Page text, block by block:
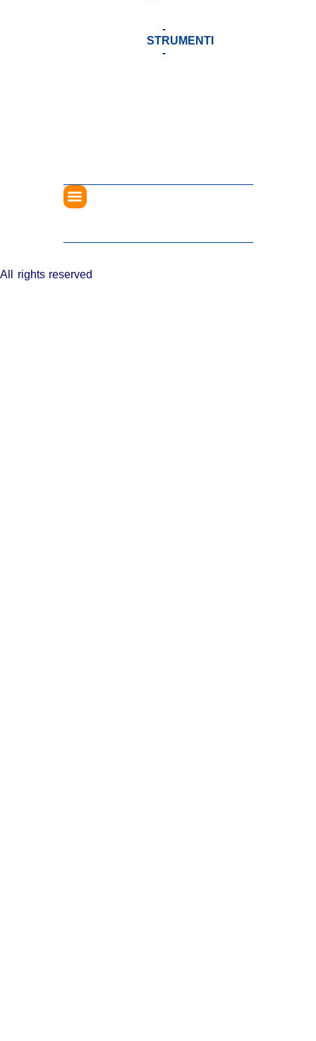
-
STRUMENTI
-
All rights reserved